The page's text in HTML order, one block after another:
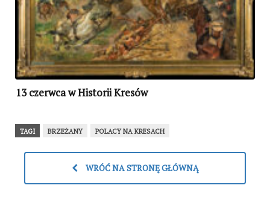
13 czerwca w Historii Kresów
TAGI BRZEŻANY POLACY NA KRESACH
WRÓĆ NA STRONĘ GŁÓWNĄ